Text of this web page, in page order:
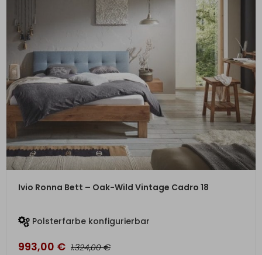
ZUM PRODUKT
Ivio Ronna Bett – Oak-Wild Vintage Cadro 18
Polsterfarbe konfigurierbar
993,00 € 1.324,00€